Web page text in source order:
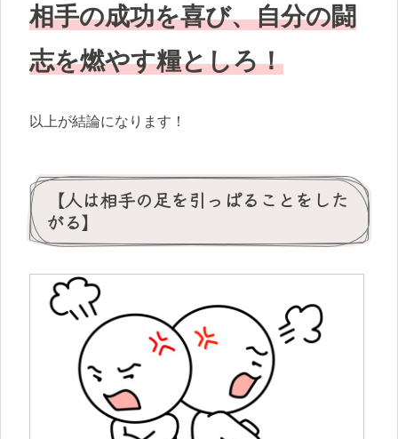
相手の成功を喜び、自分の闘
志を燃やす糧としろ！
以上が結論になります！
【人は相手の足を引っぱることをした
がる】